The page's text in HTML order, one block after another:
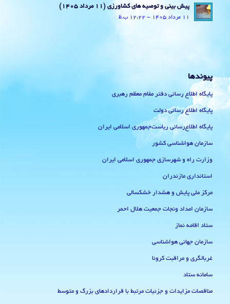
پیش بینی و توصیه های کشاورزی (11 مرداد ۱۴۰۵)
11 مرداد 1405 - 12:22 ب.ظ
پیوندها
پایگاه اطلاع رسانی دفتر مقام معظم رهبری
پایگاه اطلاع رسانی دولت
پایگاه اطلاع‌رسانی ریاست‌جمهوری اسلامی ایران
سازمان هواشناسی کشور
وزارت راه و شهرسازی جمهوری اسلامی ایران
استانداری مازندران
مرکز ملی پایش و هشدار خشکسالی
سازمان امداد ونجات جمعیت هلال احمر
ستاد اقامه نماز
سازمان جهانی هواشناسی
غربالگری و مراقبت کرونا
سامانه ستاد
مناقصات مزایدات و جزئیات مرتبط با قراردادهای بزرگ و متوسط